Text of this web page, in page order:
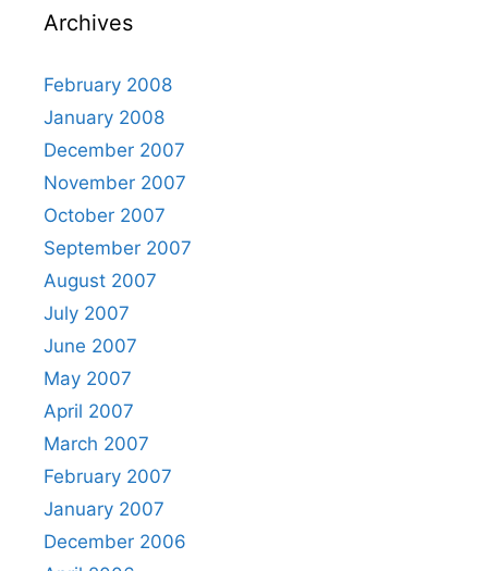
Archives
February 2008
January 2008
December 2007
November 2007
October 2007
September 2007
August 2007
July 2007
June 2007
May 2007
April 2007
March 2007
February 2007
January 2007
December 2006